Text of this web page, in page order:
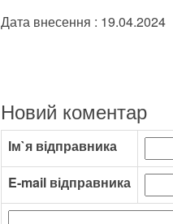
Дата внесення : 19.04.2024
Новий коментар
Ім`я відправника
E-mail відправника